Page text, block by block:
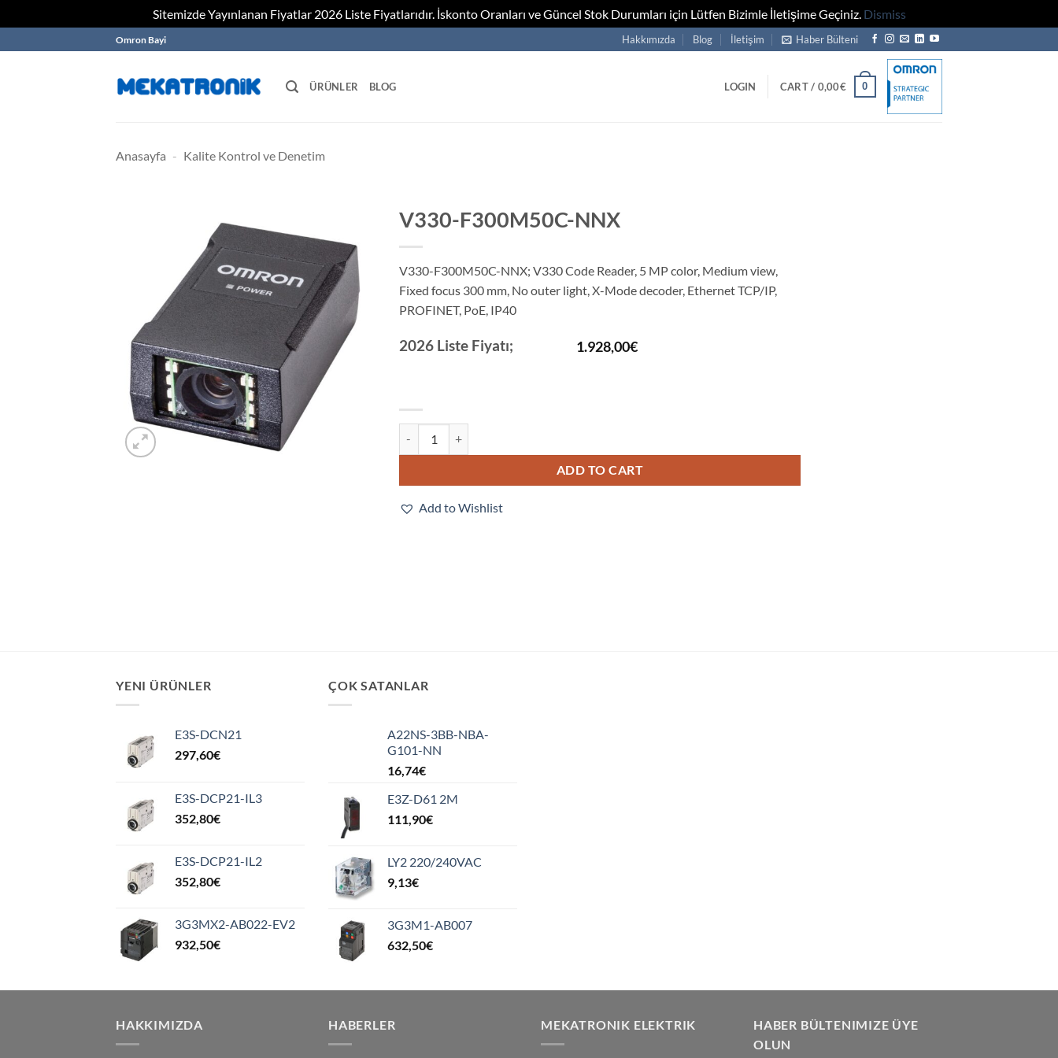
Sitemizde Yayınlanan Fiyatlar 2026 Liste Fiyatlarıdır. İskonto Oranları ve Güncel Stok Durumları için Lütfen Bizimle İletişime Geçiniz. Dismiss
to
Omron Bayi Hakkımızda Blog İletişim Haber Bülteni
ÜRÜNLER BLOG LOGIN CART / 0,00€ 0
Anasayfa - Kalite Kontrol ve Denetim
V330-F300M50C-NNX
V330-F300M50C-NNX; V330 Code Reader, 5 MP color, Medium view,
Fixed focus 300 mm, No outer light, X-Mode decoder, Ethernet TCP/IP,
PROFINET, PoE, IP40
2026 Liste Fiyatı; 1.928,00€
ADD TO CART
Add to Wishlist
YENI ÜRÜNLER
E3S-DCN21
297,60€
E3S-DCP21-IL3
352,80€
E3S-DCP21-IL2
352,80€
3G3MX2-AB022-EV2
932,50€
ÇOK SATANLAR
A22NS-3BB-NBA-
G101-NN
16,74€
E3Z-D61 2M
111,90€
LY2 220/240VAC
9,13€
3G3M1-AB007
632,50€
HAKKIMIZDA HABERLER MEKATRONIK ELEKTRIK
HABER BÜLTENIMIZE ÜYE
OLUN